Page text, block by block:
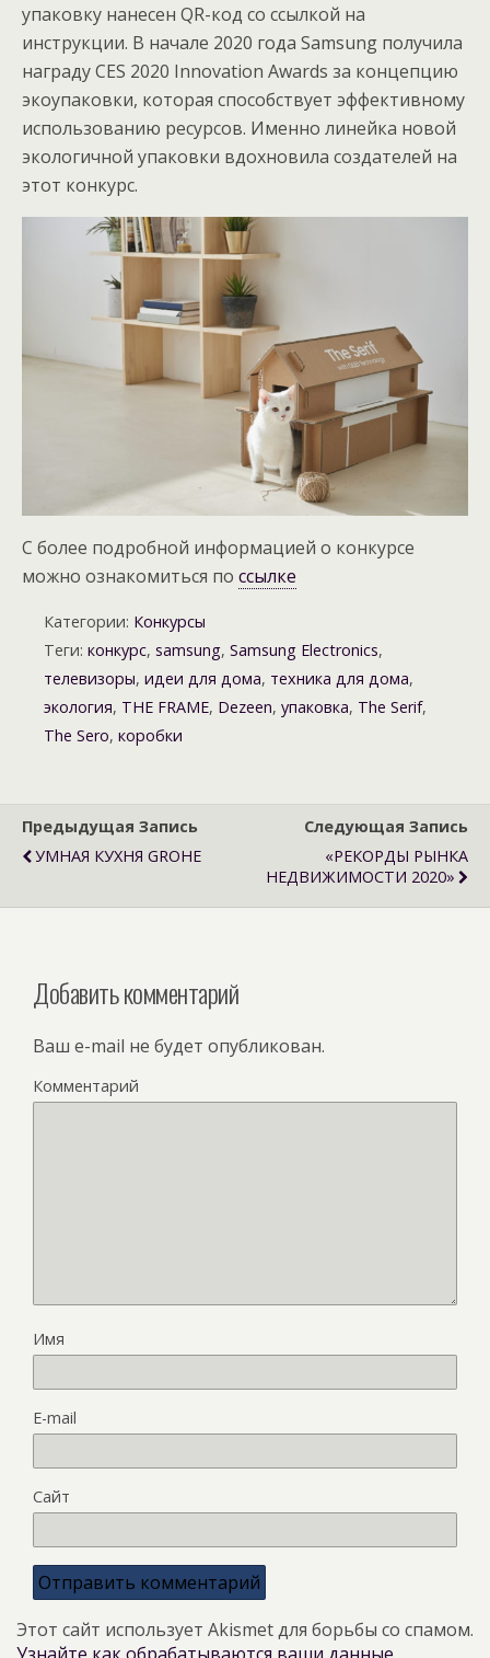
упаковку нанесен QR-код со ссылкой на
инструкции. В начале 2020 года Samsung получила
награду CES 2020 Innovation Awards за концепцию
экоупаковки, которая способствует эффективному
использованию ресурсов. Именно линейка новой
экологичной упаковки вдохновила создателей на
этот конкурс.
С более подробной информацией о конкурсе
можно ознакомиться по ссылке
Категории: Конкурсы
Теги: конкурс, samsung, Samsung Electronics,
телевизоры, идеи для дома, техника для дома,
экология, THE FRAME, Dezeen, упаковка, The Serif,
The Sero, коробки
Предыдущая Запись
УМНАЯ КУХНЯ GROHE
Следующая Запись
«РЕКОРДЫ РЫНКА
НЕДВИЖИМОСТИ 2020»
Добавить комментарий
Ваш e-mail не будет опубликован.
Комментарий
Имя
E-mail
Сайт
Этот сайт использует Akismet для борьбы со спамом.